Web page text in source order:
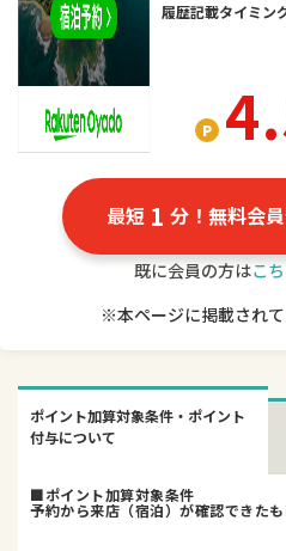
履歴記載タイミン
最短 1 分！無料会
既に会員の方はこ
※本ページに掲載され
ポイント加算対象条件・ポイント
付与について
■ポイント加算対象条件
予約から来店（宿泊）が確認できた